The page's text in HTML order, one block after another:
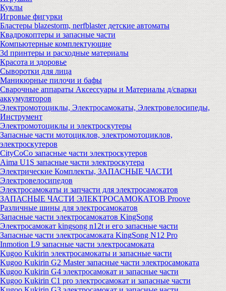
Куклы
Игровые фигурки
Бластеры blazestorm, nerfblaster детские автоматы
Квадрокоптеры и запасные части
Компьютерные комплектующие
3d принтеры и расходные материалы
Красота и здоровье
Сыворотки для лица
Маникюрные пилочи и бафы
Сварочные аппараты Аксессуары и Материалы д/сварки
аккумуляторов
Электромотоциклы, Электросамокаты, Электровелосипеды,
Инструмент
Электромотоциклы и электроскутеры
Запасные части мотоциклов, электромотоциклов,
электроскутеров
CityCoCo запасные части электроскутеров
Aima U1S запасные части электроскутера
Электрические Комплекты, ЗАПАСНЫЕ ЧАСТИ
Электровелосипедов
Электросамокаты и запчасти для электросамокатов
ЗАПАСНЫЕ ЧАСТИ ЭЛЕКТРОСАМОКАТОВ Proove
Различные шины для электросамокатов
Запасные части электросамокатов KingSong
Электросамокат kingsong n12t и его запасные части
Запасные части электросамоката KingSong N12 Pro
Inmotion L9 запасные части электросамоката
Kugoo Kukirin электросамокаты и запасные части
Kugoo Kukirin G2 Master запасные части электросамоката
Kugoo Kukirin G4 электросамокат и запасные части
Kugoo Kukirin C1 pro электросамокат и запасные части